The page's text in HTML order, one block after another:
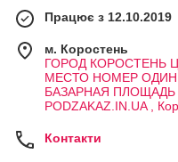
Працює з 12.10.2019
м. Коростень
ГОРОД КОРОСТЕНЬ
МЕСТО НОМЕР
БАЗАРНАЯ
PODZAKAZ.IN.UA ,
Контакти